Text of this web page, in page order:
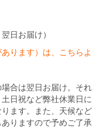
日お届け）
ります）は、こちらよ
合は翌日お届け。それ
日祝など弊社休業日に
ます。また、天候など
りますので予めご了承